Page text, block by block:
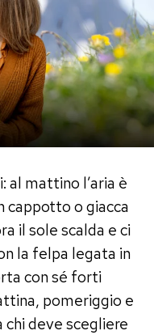
al mattino l’aria è
cappotto o giacca
il sole scalda e ci
la felpa legata in
con sé forti
pomeriggio e
deve scegliere